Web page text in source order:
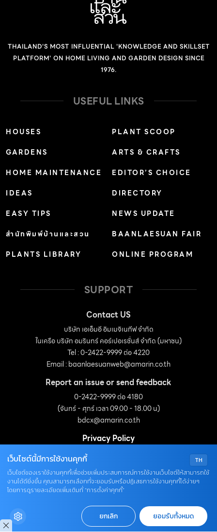
เส้นใบสีเขียว มีขนสั้นปกคลุม ดอก: ช่อดอกออกที่ปลายยอด
เป็นช่อกระจุกแน่น ก้านช่อดอกยาวประมาณ 20 เซนติเมตร สี
อัตราการเจริญเติบโต: เร็ว ดิน: ดินร่วน น้ำ: ปานกลาง
แสงแดด: เต็มวัน ขยายพันธุ์: ปักชำ การใช้งานและอื่นๆ : เป็น
THAILAND'S MOST INFLUENTIAL 'KNOWLEDGE AND SKILLSET
PLATFORM' ON HOME LIVING AND GARDEN DESIGN SINCE
1976.
USEFUL LINKS
HOUSES
GARDENS
HOME MAINTENANCE
IDEAS
EASY TIPS
สำนักพิมพ์บ้านและสวน
PLANTS LIBRARY
PLANT SCOOP
ARTS & CRAFTS
EDITOR’S CHOICE
DIRECTORY
NEWS UPDATE
BAANLAESUAN FAIR
ONLINE PROGRAM
SUPPORT
Contact US
บริษัท เอเอ็มอี อิมเมจิเนทีฟ จำกัด
ในเครือ บริษัท อมรินทร์ คอร์เปอเรชั่นส์ จำกัด (มหาชน)
Tel : 0-2422-9999 ต่อ 4220
Email :baanlaesuanweb@amarin.co.th
Report an issue or send feedback
0-2422-9999 ต่อ 4180
(จันทร์ - ศุกร์ เวลา 09.00 - 18.00 น)
bdcx@amarin.co.th
Privacy Policy
OUR SOCIALS
TH
เว็บไซต์นี้มีการใช้งานคุกกี้
เว็บไซต์ของเราใช้งานคุกกี้เพื่อช่วยเพิ่มประสบการณ์การใช้งานเว็บไซต์ให้สามารถใช้
งานได้ดียิ่งขึ้น คุณสามารถเลือกที่จะยอมรับหรือปฏิเสธการใช้งานคุกกี้ได้ง่ายๆ
โดยการดูรายละเอียดเพิ่มเติมที่ “การตั้งค่าคุกกี้”
ยกเลิก ยอมรับทั้งหมด